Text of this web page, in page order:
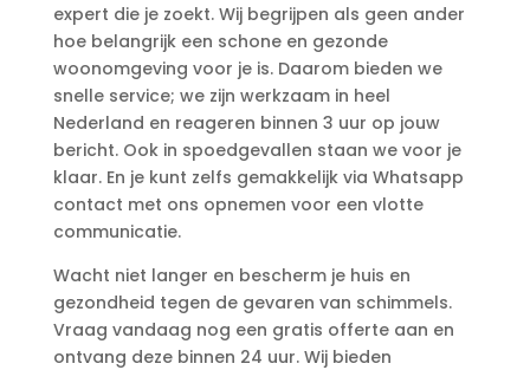
expert die je zoekt.​ Wij begrijpen als geen ander
hoe belangrijk een schone en gezonde
woonomgeving voor je is.​ Daarom bieden we
snelle service; we zijn werkzaam in heel
Nederland en reageren binnen 3 uur op jouw
bericht.​ Ook in spoedgevallen staan we voor je
klaar.​ En je kunt zelfs gemakkelijk via Whatsapp
contact met ons opnemen voor een vlotte
communicatie.​
Wacht niet langer en bescherm je huis en
gezondheid tegen de gevaren van schimmels.​
Vraag vandaag nog een gratis offerte aan en
ontvang deze binnen 24 uur.​ Wij bieden